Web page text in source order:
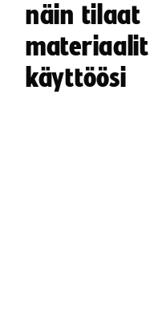
näin tilaat
materiaalit
käyttöösi